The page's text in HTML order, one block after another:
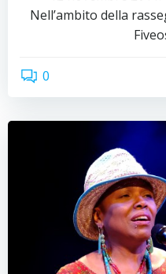
Nell’ambito della
0